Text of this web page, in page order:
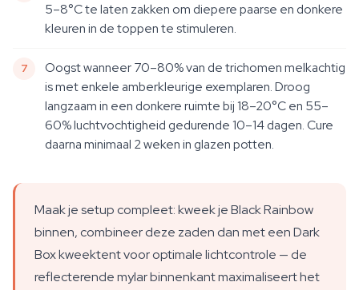
5–8°C te laten zakken om diepere paarse en donkere
kleuren in de toppen te stimuleren.
Oogst wanneer 70–80% van de trichomen melkachtig
is met enkele amberkleurige exemplaren. Droog
langzaam in een donkere ruimte bij 18–20°C en 55–
60% luchtvochtigheid gedurende 10–14 dagen. Cure
daarna minimaal 2 weken in glazen potten.
Maak je setup compleet: kweek je Black Rainbow
binnen, combineer deze zaden dan met een Dark
Box kweektent voor optimale lichtcontrole — de
reflecterende mylar binnenkant maximaliseert het